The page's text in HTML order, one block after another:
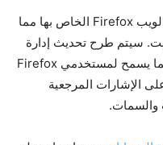
تقدم Mozilla ملفات تعريف لمتصفح الويب Firefox الخاص بها مما
سيتم طرح تحديث إدارة
الملف الشخصي بدءًا من 14 أكتوبر، مما يسمح لمستخدمي Firefox
الإشارات المرجعية
والسمات.